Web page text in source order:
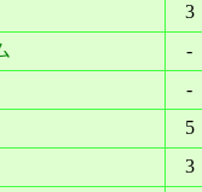
3
-
-
5
3